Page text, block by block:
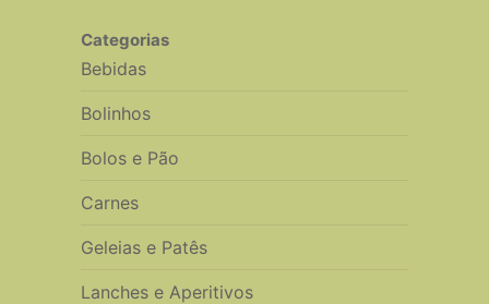
Categorias
Bebidas
Bolinhos
Bolos e Pão
Carnes
Geleias e Patês
Lanches e Aperitivos